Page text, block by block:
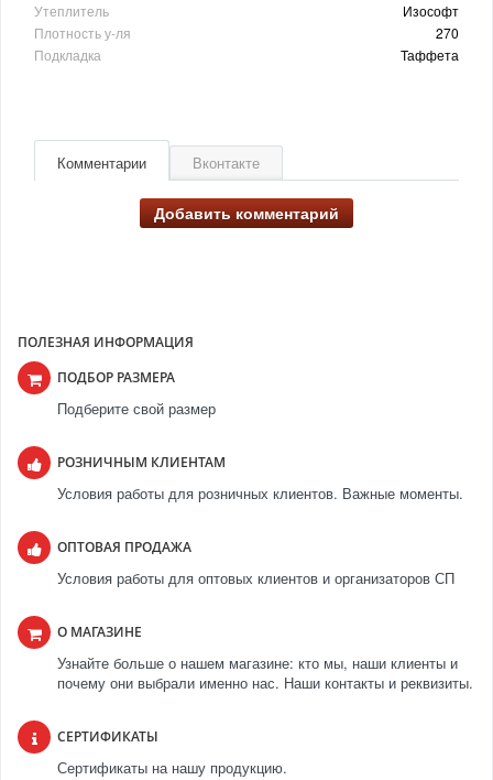
Утеплитель
Изософт
Плотность у-ля
270
Подкладка
Таффета
Комментарии Вконтакте
Добавить комментарий
ПОЛЕЗНАЯ ИНФОРМАЦИЯ
ПОДБОР РАЗМЕРА
Подберите свой размер
РОЗНИЧНЫМ КЛИЕНТАМ
Условия работы для розничных клиентов. Важные моменты.
ОПТОВАЯ ПРОДАЖА
Условия работы для оптовых клиентов и организаторов СП
О МАГАЗИНЕ
Узнайте больше о нашем магазине: кто мы, наши клиенты и
почему они выбрали именно нас. Наши контакты и реквизиты.
СЕРТИФИКАТЫ
Сертификаты на нашу продукцию.